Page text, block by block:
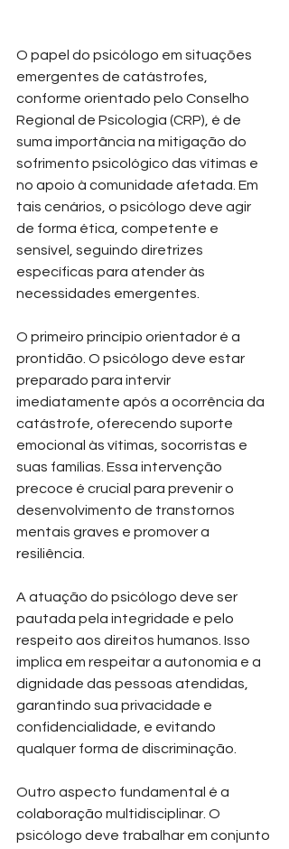
O papel do psicólogo em situações
emergentes de catástrofes,
conforme orientado pelo Conselho
Regional de Psicologia (CRP), é de
suma importância na mitigação do
sofrimento psicológico das vítimas e
no apoio à comunidade afetada. Em
tais cenários, o psicólogo deve agir
de forma ética, competente e
sensível, seguindo diretrizes
específicas para atender às
necessidades emergentes.
O primeiro princípio orientador é a
prontidão. O psicólogo deve estar
preparado para intervir
imediatamente após a ocorrência da
catástrofe, oferecendo suporte
emocional às vítimas, socorristas e
suas famílias. Essa intervenção
precoce é crucial para prevenir o
desenvolvimento de transtornos
mentais graves e promover a
resiliência.
A atuação do psicólogo deve ser
pautada pela integridade e pelo
respeito aos direitos humanos. Isso
implica em respeitar a autonomia e a
dignidade das pessoas atendidas,
garantindo sua privacidade e
confidencialidade, e evitando
qualquer forma de discriminação.
Outro aspecto fundamental é a
colaboração multidisciplinar. O
psicólogo deve trabalhar em conjunto